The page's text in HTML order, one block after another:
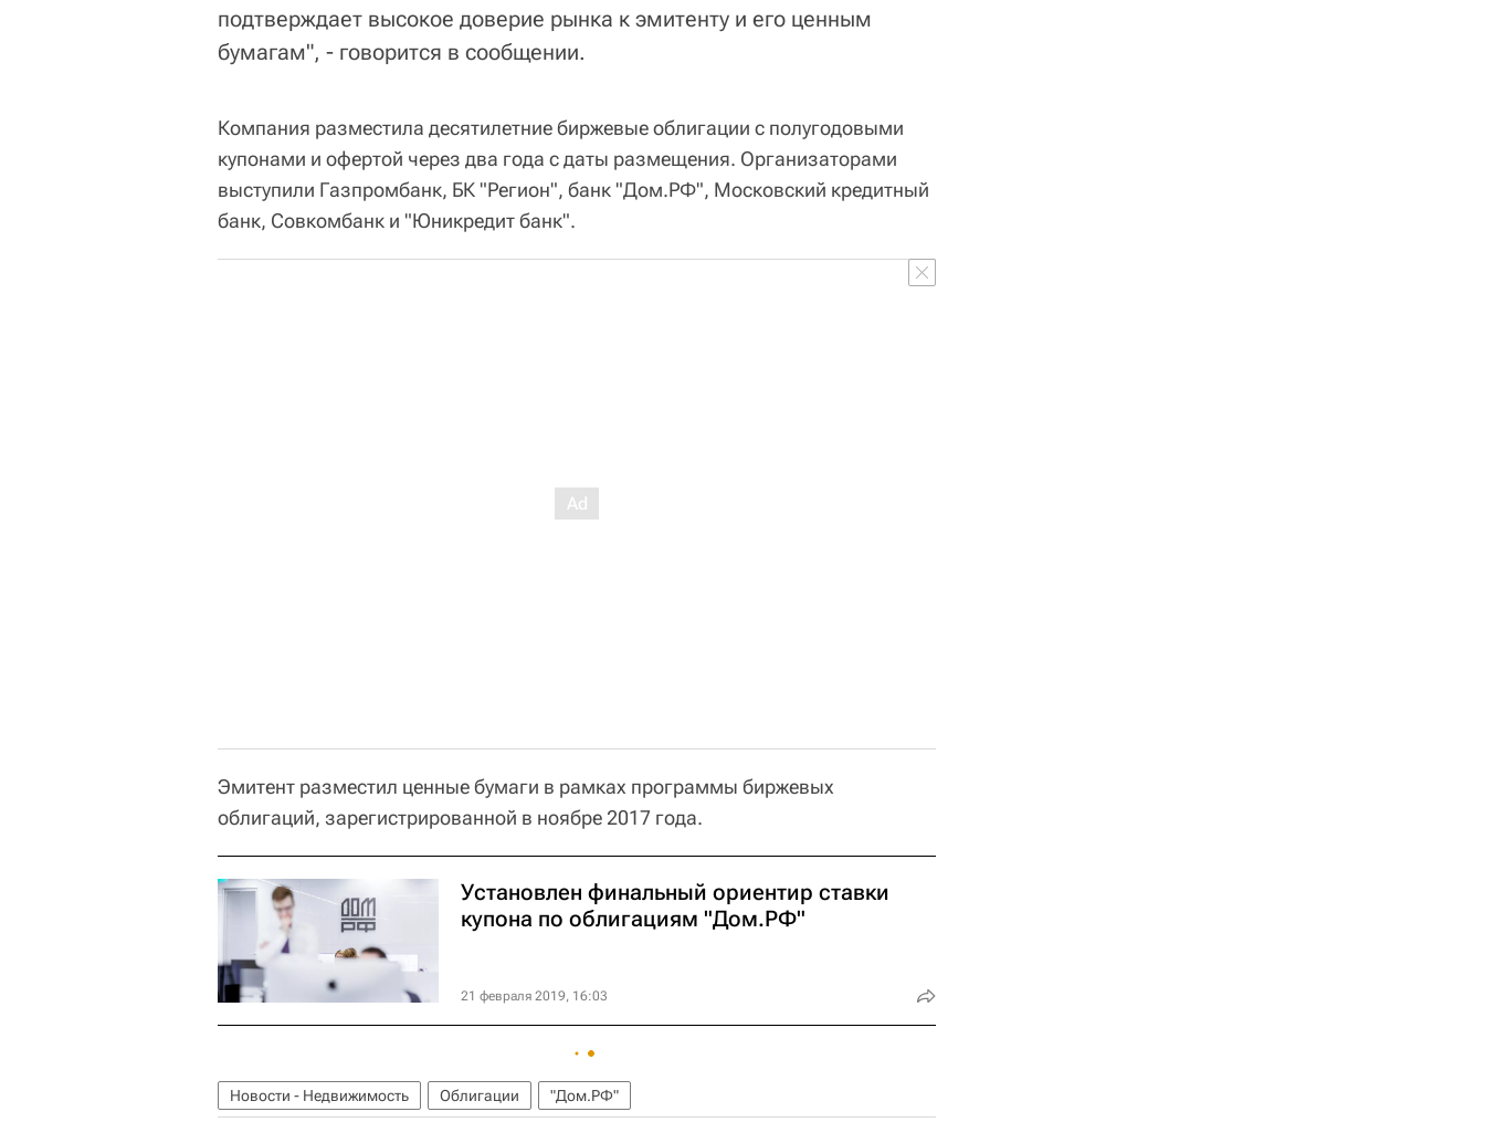
подтверждает высокое доверие рынка к эмитенту и его ценным
бумагам", - говорится в сообщении.
Компания разместила десятилетние биржевые облигации с полугодовыми
купонами и офертой через два года с даты размещения. Организаторами
выступили Газпромбанк, БК "Регион", банк "Дом.РФ", Московский кредитный
банк, Совкомбанк и "Юникредит банк".
Эмитент разместил ценные бумаги в рамках программы биржевых
облигаций, зарегистрированной в ноябре 2017 года.
Установлен финальный ориентир ставки
купона по облигациям "Дом.РФ"
21 февраля 2019, 16:03
Новости - Недвижимость Облигации "Дом.РФ"